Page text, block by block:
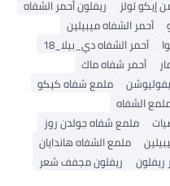
إيكو تولز
ريفلون أحمر الشفاه
أحمر الشفاه ميبيلين
أحمر الشفاه دي_بيلا_18
أحمر شفاه ماك
ملمع شفاه كيكو
الشفاه
ملمع شفاه جولدن روز
ملمع الشفاه هاندايان
ريفلون مجفف شعر